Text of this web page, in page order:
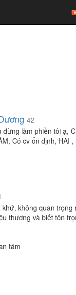
42
làm phiền tôi ạ,
Có cv ổn định, HAI ,
không quan trọng
thương và biết tôn
tâm